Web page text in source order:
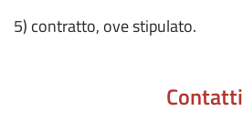
5) contratto, ove stipulato.
Contatti